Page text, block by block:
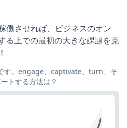
させれば、ビジネスのオン
る上での最初の大きな課題を克
す。engage、captivate、turn、そ
トする方法は？